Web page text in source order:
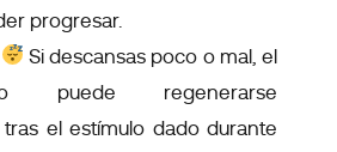
progresar.
Si descansas poco o mal, el
puede regenerarse
el estímulo dado durante